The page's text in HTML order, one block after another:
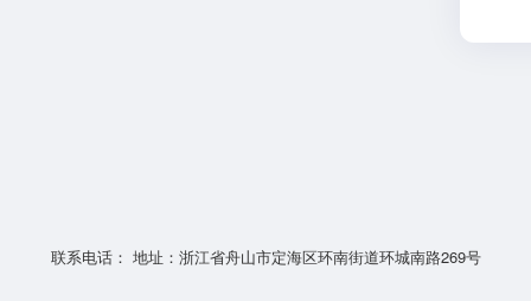
联系电话： 地址：浙江省舟山市定海区环南街道环城南路269号